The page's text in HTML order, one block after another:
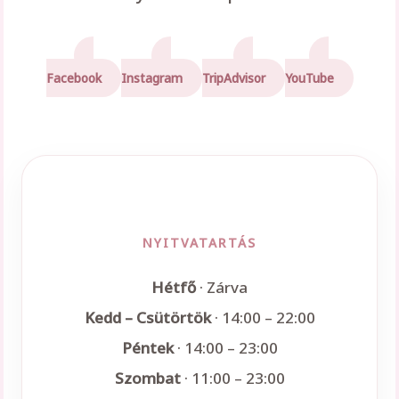
Facebook Instagram TripAdvisor YouTube
NYITVATARTÁS
Hétfő· Zárva
Kedd – Csütörtök· 14:00 – 22:00
Péntek· 14:00 – 23:00
Szombat· 11:00 – 23:00